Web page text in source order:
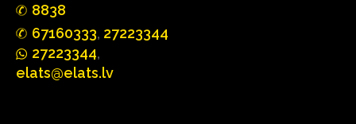
8838
67160333, 27223344
27223344,
elats@elats.lv